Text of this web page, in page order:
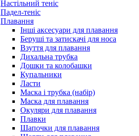
Настільний теніс
Падел-теніс
Плавання
Інші аксесуари для плавання
Беруші та затискачі для носа
Взуття для плавання
Дихальна трубка
Дошки та колобашки
Купальники
Ласти
Маска і трубка (набір)
Маска для плавання
Окуляри для плавання
Плавки
Шапочки для плавання